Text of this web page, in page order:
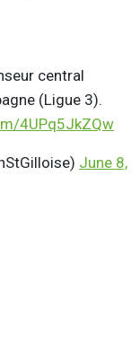
central
(Ligue 3).
4UPq5JkZQw
June 8,